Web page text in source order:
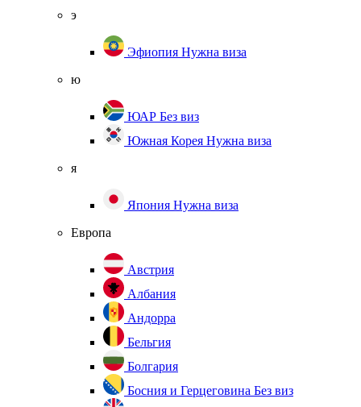
э
Эфиопия Нужна виза
ю
ЮАР Без виз
Южная Корея Нужна виза
я
Япония Нужна виза
Европа
Австрия
Албания
Андорра
Бельгия
Болгария
Босния и Герцеговина Без виз